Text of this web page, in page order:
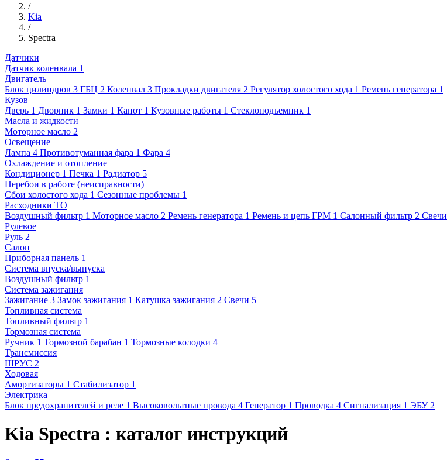
/
Kia
/
Spectra
Датчики
Датчик коленвала 1
Двигатель
Блок цилиндров 3 ГБЦ 2 Коленвал 3 Прокладки двигателя 2 Регулятор холостого хода 1 Ремень генератора 1
Кузов
Дверь 1 Дворник 1 Замки 1 Капот 1 Кузовные работы 1 Стеклоподъемник 1
Масла и жидкости
Моторное масло 2
Освещение
Лампа 4 Противотуманная фара 1 Фара 4
Охлаждение и отопление
Кондиционер 1 Печка 1 Радиатор 5
Перебои в работе (неисправности)
Сбои холостого хода 1 Сезонные проблемы 1
Расходники ТО
Воздушный фильтр 1 Моторное масло 2 Ремень генератора 1 Ремень и цепь ГРМ 1 Салонный фильтр 2 Свечи
Рулевое
Руль 2
Салон
Приборная панель 1
Система впуска/выпуска
Воздушный фильтр 1
Система зажигания
Зажигание 3 Замок зажигания 1 Катушка зажигания 2 Свечи 5
Топливная система
Топливный фильтр 1
Тормозная система
Ручник 1 Тормозной барабан 1 Тормозные колодки 4
Трансмиссия
ШРУС 2
Ходовая
Амортизаторы 1 Стабилизатор 1
Электрика
Блок предохранителей и реле 1 Высоковольтные провода 4 Генератор 1 Проводка 4 Сигнализация 1 ЭБУ 2
Kia Spectra : каталог инструкций